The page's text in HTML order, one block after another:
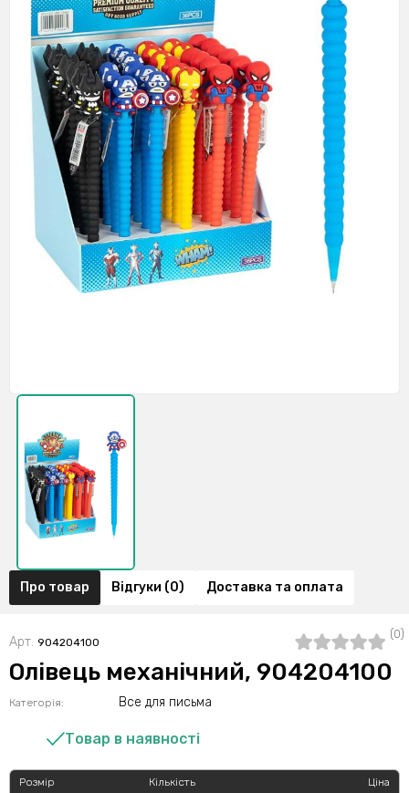
Про товар Відгуки (0) Доставка та оплата
Арт. 904204100
(0)
Олівець механічний, 904204100
Категорія: Все для письма
Товар в наявності
Розмір Кількість Ціна